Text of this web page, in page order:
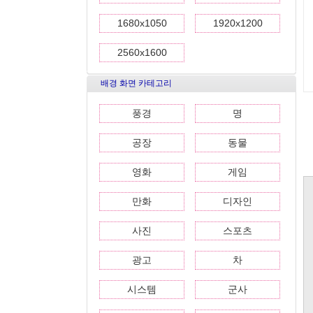
1680x1050 1920x1200
2560x1600
배경 화면 카테고리
풍경 명
공장 동물
영화 게임
만화 디자인
사진 스포츠
광고 차
시스템 군사